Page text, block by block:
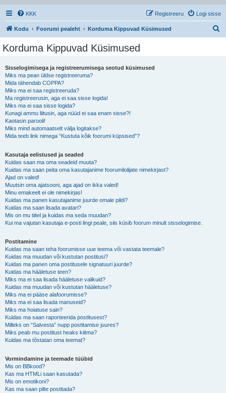
KKK Logi sisse
Registreeru
Kodu Foorumi pealeht Korduma Kippuvad Küsimused
Korduma Kippuvad Küsimused
Sisselogimisega ja registreerumisega seotud küsimused
Miks ma pean üldse registreeruma?
Mida tähendab COPPA?
Miks ma ei saa registreeruda?
Ma registreerusin, aga ei saa sisse logida!
Miks ma ei saa sisse logida?
Kunagi ammu liitusin, aga nüüd ei saa enam sisse?!
Kaotasin parooli!
Miks mind automaatselt välja logitakse?
Mida teeb link nimega “Kustuta kõik foorumi küpsised”?
Kasutaja eelistused ja seaded
Kuidas saan ma oma seadeid muuta?
Kuidas ma saan peita oma kasutajanime foorumilolijate nimekirjast?
Ajad on valed!
Muutsin oma ajatsooni, aga ajad on ikka valed!
Minu emakeelt ei ole nimekirjas!
Kuidas ma panen kasutajanime juurde omale pildi?
Kuidas ma saan lisada avatari?
Mis on mu tiitel ja kuidas ma seda muudan?
Kui ma vajutan kasutaja e-posti lingi peale, siis küsib foorum minult sisselogimise.
Postitamine
Kuidas ma saan teha foorumisse uue teema või vastata teemale?
Kuidas ma muudan või kustutan postitusi?
Kuidas ma panen oma postitusele signatuuri juurde?
Kuidas ma hääletuse teen?
Miks ma ei saa lisada hääletuse valikuid?
Kuidas ma muudan või kustutan hääletuse?
Miks ma ei pääse alafoorumisse?
Miks ma ei saa lisada manuseid?
Miks ma hoiatuse sain?
Kuidas ma saan raporteerida postitusest?
Milleks on “Salvesta” nupp postitamise juures?
Miks peab mu postitust heaks kiitma?
Kuidas ma tõstatan oma teemat?
Vormindamine ja teemade tüübid
Mis on BBkood?
Kas ma HTMLi saan kasutada?
Mis on emotikoni?
Kas ma saan pilte postitada?